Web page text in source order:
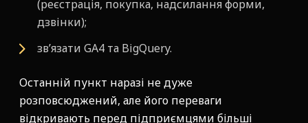
(реєстрація, покупка, надсилання форми,
дзвінки);
зв’язати GA4 та BigQuery.
Останній пункт наразі не дуже
розповсюджений, але його переваги
відкривають перед підприємцями більші